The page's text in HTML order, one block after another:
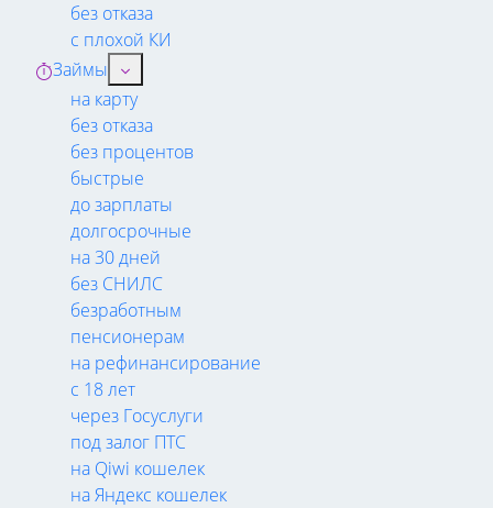
без отказа
с плохой КИ
Займы
на карту
без отказа
без процентов
быстрые
до зарплаты
долгосрочные
на 30 дней
без СНИЛС
безработным
пенсионерам
на рефинансирование
с 18 лет
через Госуслуги
под залог ПТС
на Qiwi кошелек
на Яндекс кошелек